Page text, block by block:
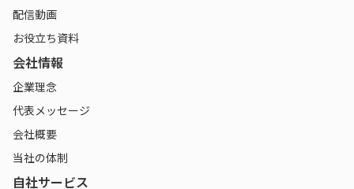
配信動画
お役立ち資料
会社情報
企業理念
代表メッセージ
会社概要
当社の体制
自社サービス